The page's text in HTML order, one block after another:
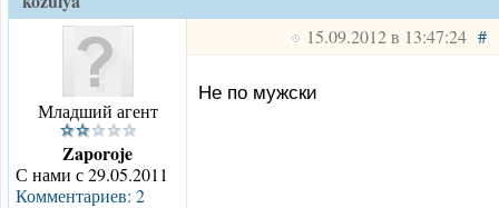
Младший агент
Zaporoje
С нами с 29.05.2011
Комментариев: 2
15.09.2012 в 13:47:24 #
Не по мужски